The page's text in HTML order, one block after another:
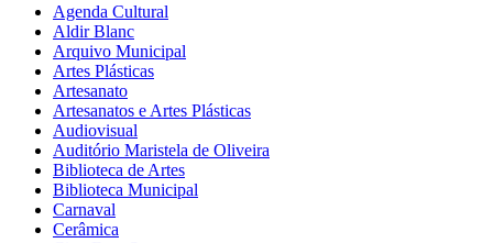
Agenda Cultural
Aldir Blanc
Arquivo Municipal
Artes Plásticas
Artesanato
Artesanatos e Artes Plásticas
Audiovisual
Auditório Maristela de Oliveira
Biblioteca de Artes
Biblioteca Municipal
Carnaval
Cerâmica